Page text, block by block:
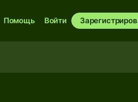
Помощь Войти